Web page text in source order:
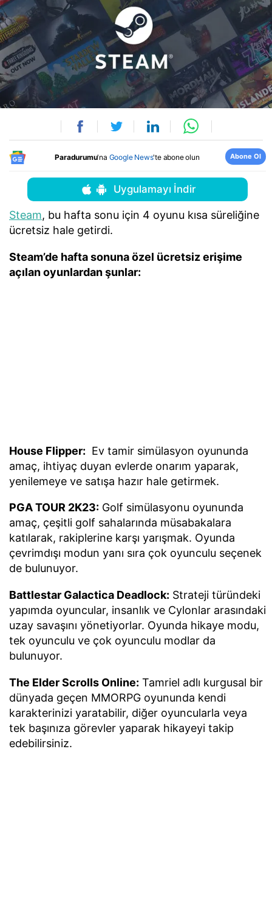
Paradurumu'na Google News'te abone olun Abone Ol
Uygulamayı İndir
Steam, bu hafta sonu için 4 oyunu kısa süreliğine
ücretsiz hale getirdi.
Steam’de hafta sonuna özel ücretsiz erişime
açılan oyunlardan şunlar:
House Flipper: Ev tamir simülasyon oyununda
amaç, ihtiyaç duyan evlerde onarım yaparak,
yenilemeye ve satışa hazır hale getirmek.
PGA TOUR 2K23: Golf simülasyonu oyununda
amaç, çeşitli golf sahalarında müsabakalara
katılarak, rakiplerine karşı yarışmak. Oyunda
çevrimdışı modun yanı sıra çok oyunculu seçenek
de bulunuyor.
Battlestar Galactica Deadlock: Strateji türündeki
yapımda oyuncular, insanlık ve Cylonlar arasındaki
uzay savaşını yönetiyorlar. Oyunda hikaye modu,
tek oyunculu ve çok oyunculu modlar da
bulunuyor.
The Elder Scrolls Online: Tamriel adlı kurgusal bir
dünyada geçen MMORPG oyununda kendi
karakterinizi yaratabilir, diğer oyuncularla veya
tek başınıza görevler yaparak hikayeyi takip
edebilirsiniz.